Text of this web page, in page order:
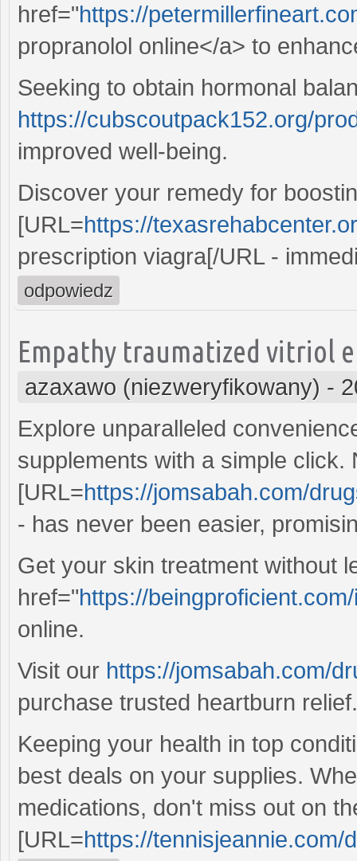
href="https://
propranolol online</a> to
Seeking to obtain hormonal
https://cubscoutpack152.org/
improved well-being.
Discover your remedy for
[URL=https://
prescription viagra[/URL -
odpowiedz
Empathy traumatized vitriol
azaxawo (niezweryfikowany) -
Explore unparalleled
supplements with a simple click.
[URL=https://jomsabah.com/
- has never been easier,
Get your skin treatment without
href="https://
online.
Visit our https://jomsabah.com/
purchase trusted heartburn
Keeping your health in top
best deals on your supplies.
medications, don't miss out on
[URL=https://tennisjeannie.com/